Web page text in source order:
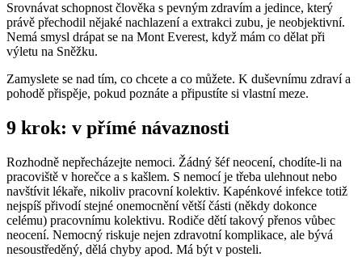
Srovnávat schopnost člověka s pevným zdravím a jedince, který
právě přechodil nějaké nachlazení a extrakci zubu, je neobjektivní.
Nemá smysl drápat se na Mont Everest, když mám co dělat při
výletu na Sněžku.
Zamyslete se nad tím, co chcete a co můžete. K duševnímu zdraví a
pohodě přispěje, pokud poznáte a připustíte si vlastní meze.
9 krok: v přímé návaznosti
Rozhodně nepřecházejte nemoci. Žádný šéf neocení, chodíte-li na
pracoviště v horečce a s kašlem. S nemocí je třeba ulehnout nebo
navštívit lékaře, nikoliv pracovní kolektiv. Kapénkové infekce totiž
nejspíš přivodí stejné onemocnění větší části (někdy dokonce
celému) pracovnímu kolektivu. Rodiče dětí takový přenos vůbec
neocení. Nemocný riskuje nejen zdravotní komplikace, ale bývá
nesoustředěný, dělá chyby apod. Má být v posteli.